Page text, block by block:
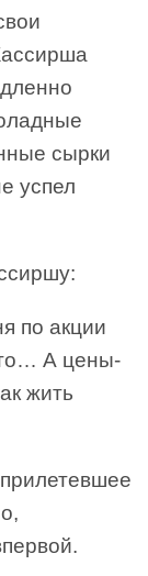
сырки
успел
по акции
то… А цены-
жить